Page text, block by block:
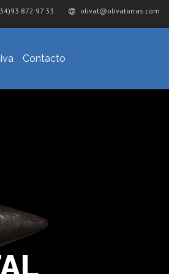
872 97 33 olivat@olivatorras.com
Contacto